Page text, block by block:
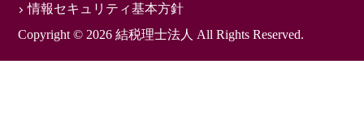
情報セキュリティ基本方針
Copyright © 2026 結税理士法人 All Rights Reserved.